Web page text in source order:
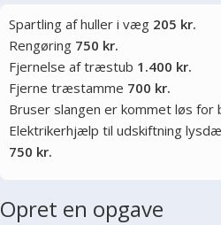
Spartling af huller i væg 205 kr.
Rengøring 750 kr.
Fjernelse af træstub 1.400 kr.
Fjerne træstamme 700 kr.
Bruser slangen er kommet løs for
Elektrikerhjælp til udskiftning
750 kr.
Opret en opgave